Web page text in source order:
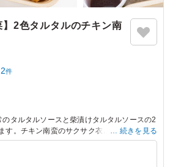
】2色タルタルのチキン南
2件
タルタルソースと柴漬けタルタルソースの2
す。チキン南蛮のサクサク衣とジューシーな
。
続きを見る